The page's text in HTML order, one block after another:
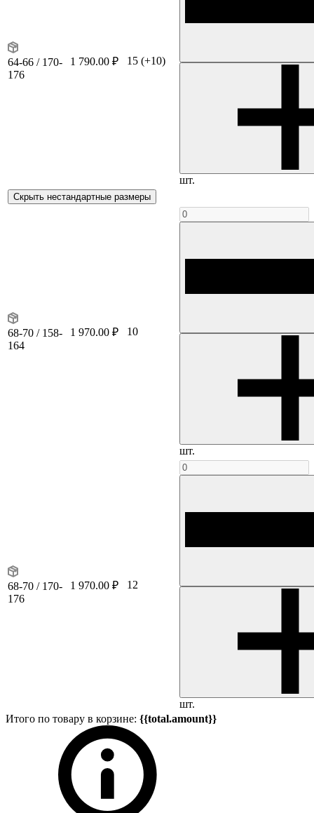
64-66 / 170-
176
1 790.00 ₽ 15 (+10)
шт.
Скрыть нестандартные размеры
68-70 / 158-
164
1 970.00 ₽ 10
шт.
68-70 / 170-
176
1 970.00 ₽ 12
шт.
Итого по товару в корзине: {{total.amount}}